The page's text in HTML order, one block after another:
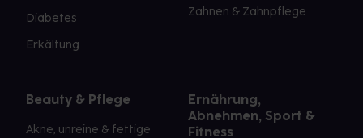
Diabetes
Erkältung
Zahnen & Zahnpflege
Beauty & Pflege
Akne, unreine & fettige
Ernährung,
Abnehmen, Sport &
Fitness